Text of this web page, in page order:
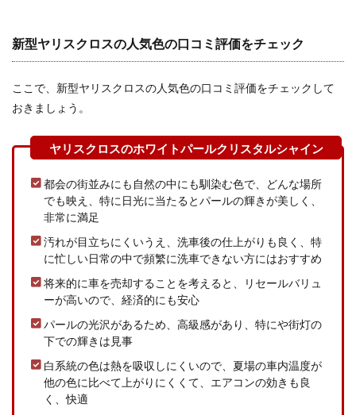
新型ヤリスクロスの人気色の口コミ評価をチェック
ここで、新型ヤリスクロスの人気色の口コミ評価をチェックして
おきましょう。
都会の街並みにも自然の中にも馴染む色で、どんな場所
でも映え、特に日光に当たるとパールの輝きが美しく、
非常に満足
汚れが目立ちにくいうえ、洗車後の仕上がりも良く、特
に忙しい日常の中で頻繁に洗車できない方にはおすすめ
将来的に車を売却することを考えると、リセールバリュ
ーが高いので、経済的にも安心
パールの光沢があるため、高級感があり、特にや街灯の
下での輝きは見事
白系統の色は熱を吸収しにくいので、夏場の車内温度が
他の色に比べて上がりにくくて、エアコンの効きも良
く、快適